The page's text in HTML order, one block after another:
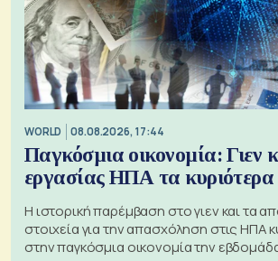
WORLD 08.08.2026, 17:44
Παγκόσμια οικονομία: Γιεν
εργασίας ΗΠΑ τα κυριότερα
Η ιστορική παρέμβαση στο γιεν και τα
στοιχεία για την απασχόληση στις ΗΠΑ
στην παγκόσμια οικονομία την